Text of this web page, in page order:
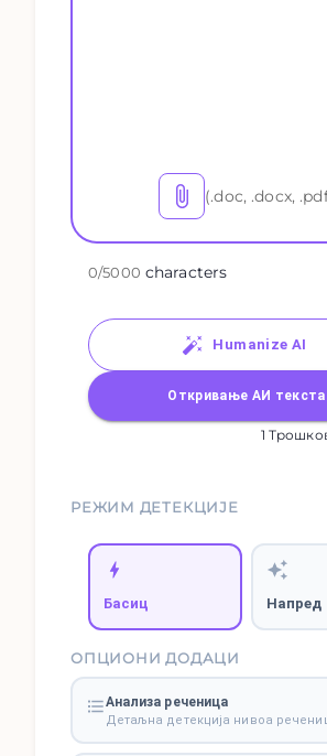
(.doc, .docx,
0/5000 characters
Humanize AI
Откривање АИ текста
1
РЕЖИМ ДЕТЕКЦИЈЕ
Басиц Напред
ОПЦИОНИ ДОДАЦИ
Анализа реченица
Детаљна детекција нивоа